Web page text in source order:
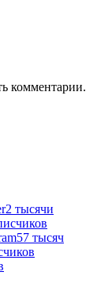
комментарии.
2 тысячи
57 тысяч